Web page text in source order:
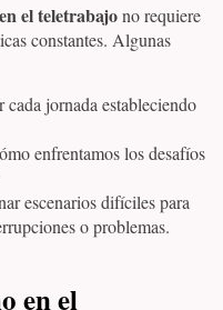
el teletrabajono requiere
constantes. Algunas
cada jornada estableciendo
enfrentamos los desafíos
escenarios difíciles para
o problemas.
en el